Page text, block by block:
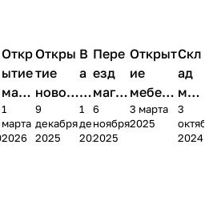
Откр
ытие
мага
зина
в
1
марта
2026
Откры
тие
новог
о
магаз
9
декабря
2025
В
а
к
а
н
1
декабря
2025
Пере
езд
магаз
ина в
г.
6
ноября
2025
Открыт
ие
мебель
ного
салона
3 марта
2025
Скл
ад
меб
ели
пер
3
2024